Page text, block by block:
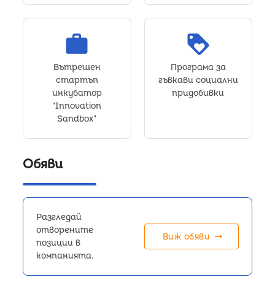
work
Вътрешен
стартъп
инкубатор
"Innovation
Sandbox"
loyalty
Програма за
гъвкави социални
придобивки
Обяви
Разгледай
отворените
позиции в
компанията.
Виж обяви arrow_right_alt